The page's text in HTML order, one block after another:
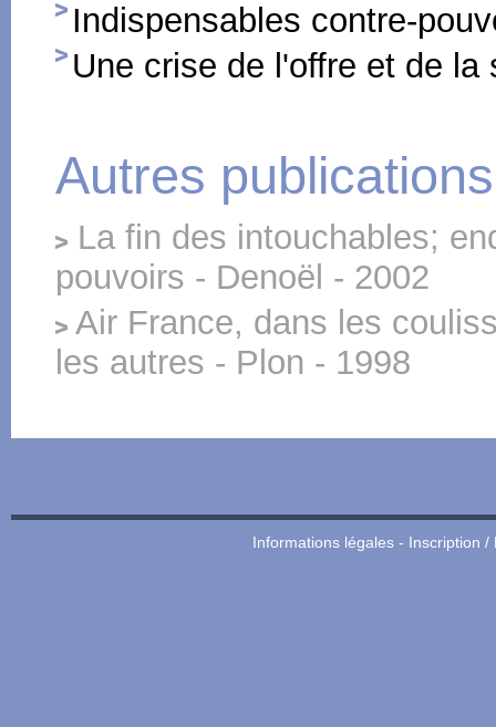
Indispensables contre-
Une crise de l'offre et de la
Autres
La fin des intouchables;
pouvoirs - Denoël - 2002
Air France, dans les
les autres - Plon - 1998
Informations légales- Inscription